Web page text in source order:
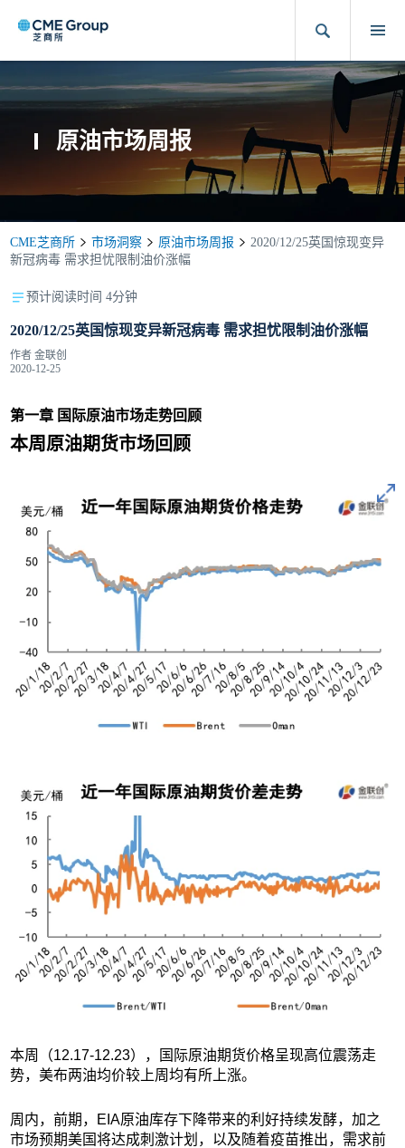
原油市场周报
CME芝商所 市场洞察 原油市场周报
2020/12/25英国惊现变异
新冠病毒 需求担忧限制油价涨幅
预计阅读时间 4分钟
2020/12/25英国惊现变异新冠病毒 需求担忧限制油价涨幅
作者金联创
2020-12-25
第一章 国际原油市场走势回顾
本周原油期货市场回顾
本周（12.17-12.23），国际原油期货价格呈现高位震荡走
势，美布两油均价较上周均有所上涨。
周内，前期，EIA原油库存下降带来的利好持续发酵，加之
市场预期美国将达成刺激计划，以及随着疫苗推出，需求前